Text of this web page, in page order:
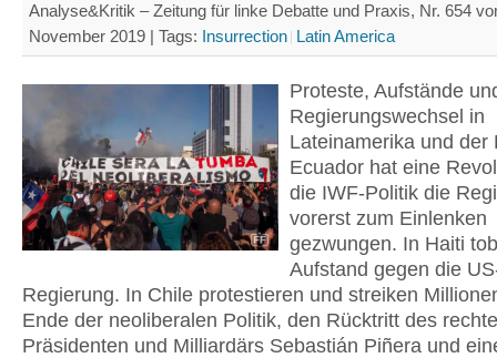
Analyse&Kritik ‒ Zeitung für linke Debatte und Praxis, Nr. 654
November 2019 | Tags: Insurrection Latin America
Proteste, Aufstände
Regierungswechsel in
Lateinamerika und der
Ecuador hat eine
die IWF-Politik die
vorerst zum Einlenken
gezwungen. In Haiti
Aufstand gegen die
Regierung. In Chile protestieren und streiken
Ende der neoliberalen Politik, den Rücktritt des
Präsidenten und Milliardärs Sebastián Piñera und